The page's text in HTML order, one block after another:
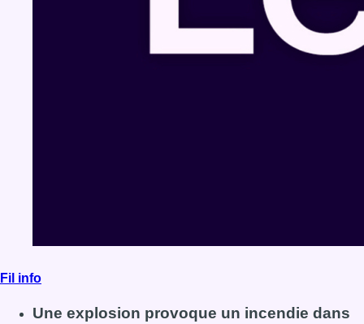
Fil info
Une explosion provoque un incendie dans